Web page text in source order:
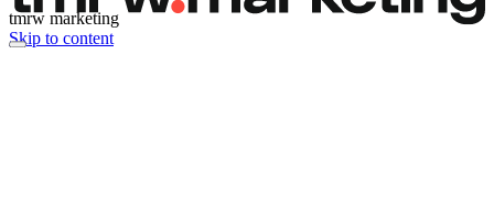
tmrw marketing
Skip to content